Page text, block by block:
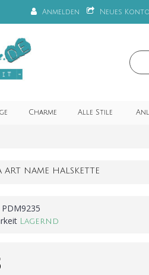
Anmelden Neues
Charme Alle Stile
NAME HALSKETTE
PDM9235
Lagernd